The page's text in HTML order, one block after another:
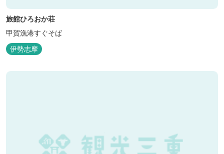
旅館ひろおか荘
甲賀漁港すぐそば
伊勢志摩